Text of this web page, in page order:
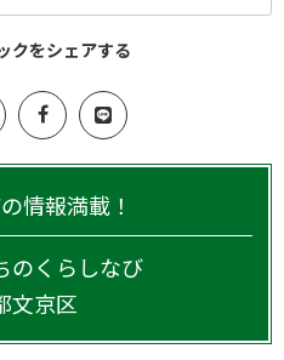
クをシェアする
情報満載！
のくらしなび
文京区